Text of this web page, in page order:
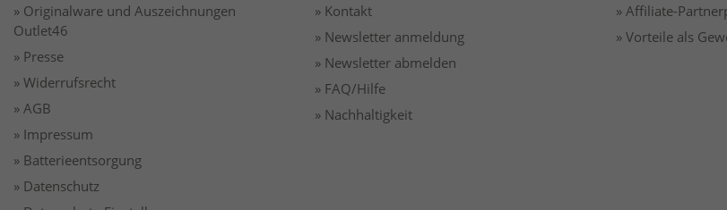
» Originalware und Auszeichnungen
Outlet46
» Presse
» Widerrufsrecht
» AGB
» Impressum
» Batterieentsorgung
» Datenschutz
» Kontakt
» Newsletter anmeldung
» Newsletter abmelden
» FAQ/Hilfe
» Nachhaltigkeit
» Affiliate-
» Vorteile als